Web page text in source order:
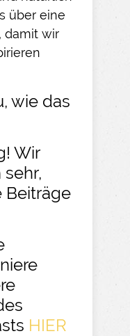
über eine
damit wir
wie das
Wir
Beiträge
HIER